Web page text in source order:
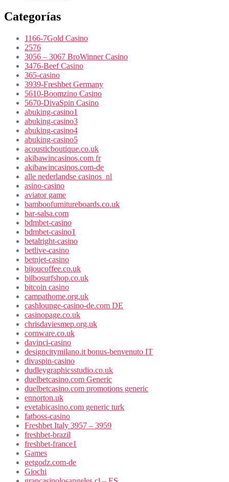
Categorías
1166-7Gold Casino
2576
3056 – 3067 BroWinner Casino
3476-Beef Casino
365-casino
3939-Freshbet Germany
5610-Boomzino Casino
5670-DivaSpin Casino
abuking-casino1
abuking-casino3
abuking-casino4
abuking-casino5
acousticboutique.co.uk
akibawincasinos.com fr
akibawincasinos.com-de
alle nederlandse casinos_nl
asino-casino
aviator game
bamboofurnitureboards.co.uk
bar-salsa.com
bdmbet-casino
bdmbet-casino1
betalright-casino
betlive-casino
betnjet-casino
bijoucoffee.co.uk
bilbosurfshop.co.uk
bitcoin casino
campathome.org.uk
cashlounge-casino-de.com DE
casinopage.co.uk
chrisdaviesmep.org.uk
cornware.co.uk
davinci-casino
designcitymilano.it bonus-benvenuto IT
divaspin-casino
dudleygraphicsstudio.co.uk
duelbetcasino.com Generic
duelbetcasino.com promotions generic
ennorton.uk
evetabicasino.com generic turk
fatboss-casino
Freshbet Italy 3957 – 3959
freshbet-brazil
freshbet-france1
Games
getgodz.com-de
Giochi